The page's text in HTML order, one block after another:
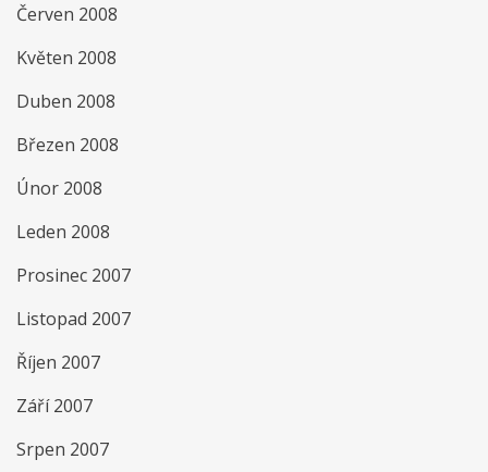
Červen 2008
Květen 2008
Duben 2008
Březen 2008
Únor 2008
Leden 2008
Prosinec 2007
Listopad 2007
Říjen 2007
Září 2007
Srpen 2007